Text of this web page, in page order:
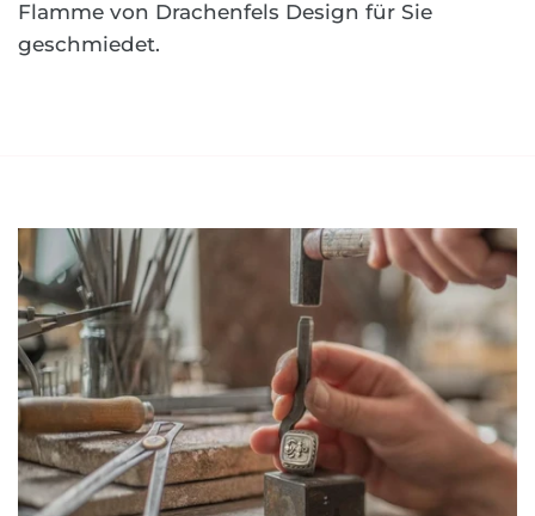
Flamme von Drachenfels Design für Sie
geschmiedet.